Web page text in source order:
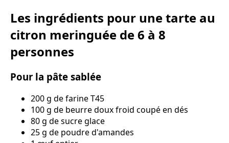
Les ingrédients pour une tarte au
citron meringuée de 6 à 8
personnes
Pour la pâte sablée
200 g de farine T45
100 g de beurre doux froid coupé en dés
80 g de sucre glace
25 g de poudre d'amandes